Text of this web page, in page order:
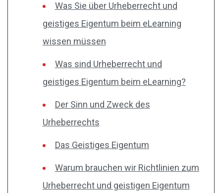
Was Sie über Urheberrecht und
geistiges Eigentum beim eLearning
wissen müssen
Was sind Urheberrecht und
geistiges Eigentum beim eLearning?
Der Sinn und Zweck des
Urheberrechts
Das Geistiges Eigentum
Warum brauchen wir Richtlinien zum
Urheberrecht und geistigen Eigentum